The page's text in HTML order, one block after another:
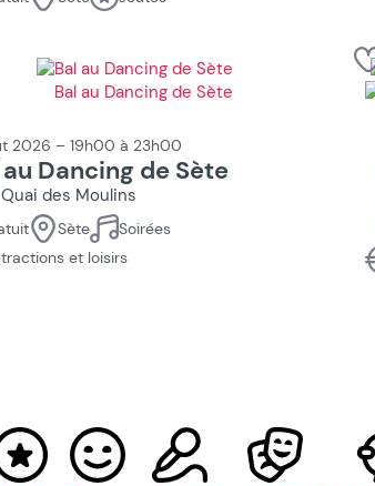
2026 – 19h00 à 23h00
Dancing de Sète
des Moulins
Sète
Soirées
et loisirs